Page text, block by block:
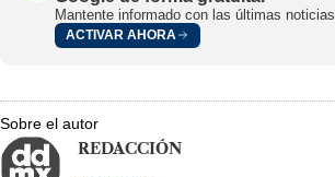
Mantente informado con las últimas
ACTIVAR AHORA
Sobre el autor
REDACCIÓN